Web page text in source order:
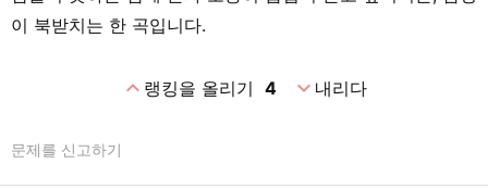
이 북받치는 한 곡입니다.
expand_less랭킹을 올리기 4 expand_more내리다
문제를 신고하기